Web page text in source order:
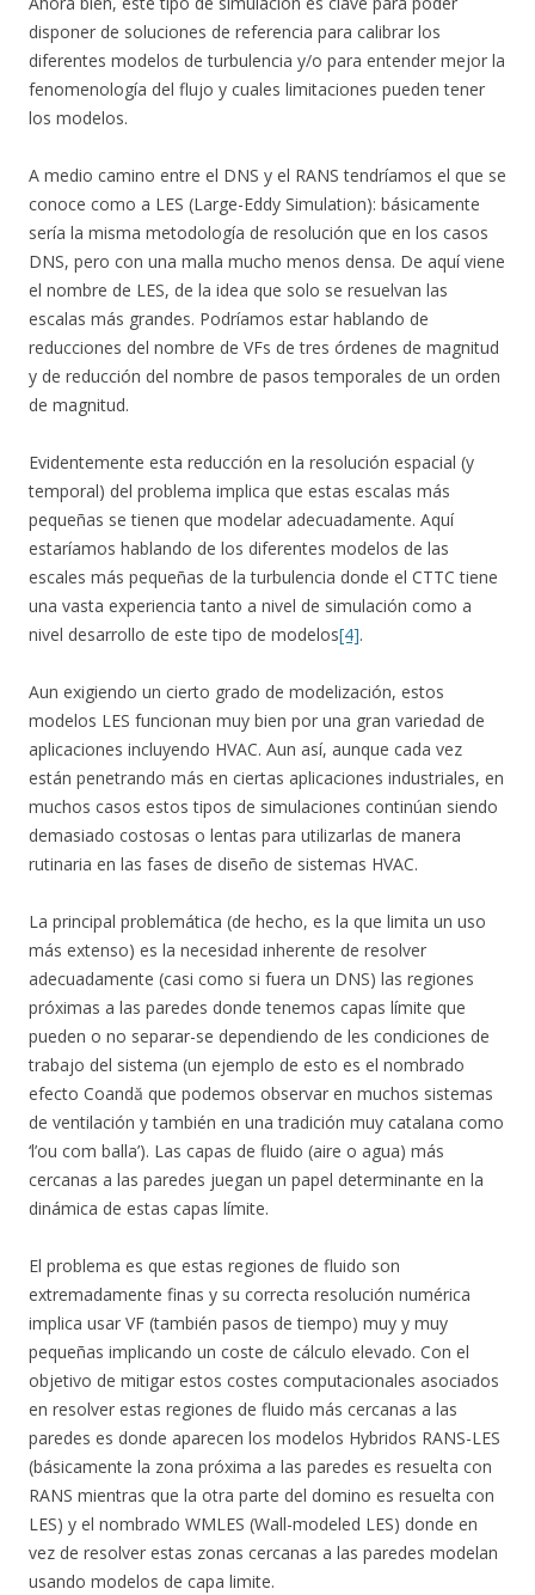
disponer de soluciones de referencia para calibrar los
diferentes modelos de turbulencia y/o para entender mejor la
fenomenología del flujo y cuales limitaciones pueden tener
los modelos.
A medio camino entre el DNS y el RANS tendríamos el que se
conoce como a LES (Large-Eddy Simulation): básicamente
sería la misma metodología de resolución que en los casos
DNS, pero con una malla mucho menos densa. De aquí viene
el nombre de LES, de la idea que solo se resuelvan las
escalas más grandes. Podríamos estar hablando de
reducciones del nombre de VFs de tres órdenes de magnitud
y de reducción del nombre de pasos temporales de un orden
de magnitud.
Evidentemente esta reducción en la resolución espacial (y
temporal) del problema implica que estas escalas más
pequeñas se tienen que modelar adecuadamente. Aquí
estaríamos hablando de los diferentes modelos de las
escales más pequeñas de la turbulencia donde el CTTC tiene
una vasta experiencia tanto a nivel de simulación como a
nivel desarrollo de este tipo de modelos[4].
Aun exigiendo un cierto grado de modelización, estos
modelos LES funcionan muy bien por una gran variedad de
aplicaciones incluyendo HVAC. Aun así, aunque cada vez
están penetrando más en ciertas aplicaciones industriales, en
muchos casos estos tipos de simulaciones continúan siendo
demasiado costosas o lentas para utilizarlas de manera
rutinaria en las fases de diseño de sistemas HVAC.
La principal problemática (de hecho, es la que limita un uso
más extenso) es la necesidad inherente de resolver
adecuadamente (casi como si fuera un DNS) las regiones
próximas a las paredes donde tenemos capas límite que
pueden o no separar-se dependiendo de les condiciones de
trabajo del sistema (un ejemplo de esto es el nombrado
efecto Coandă que podemos observar en muchos sistemas
de ventilación y también en una tradición muy catalana como
‘l’ou com balla’). Las capas de fluido (aire o agua) más
cercanas a las paredes juegan un papel determinante en la
dinámica de estas capas límite.
El problema es que estas regiones de fluido son
extremadamente finas y su correcta resolución numérica
implica usar VF (también pasos de tiempo) muy y muy
pequeñas implicando un coste de cálculo elevado. Con el
objetivo de mitigar estos costes computacionales asociados
en resolver estas regiones de fluido más cercanas a las
paredes es donde aparecen los modelos Hybridos RANS-LES
(básicamente la zona próxima a las paredes es resuelta con
RANS mientras que la otra parte del domino es resuelta con
LES) y el nombrado WMLES (Wall-modeled LES) donde en
vez de resolver estas zonas cercanas a las paredes modelan
usando modelos de capa limite.